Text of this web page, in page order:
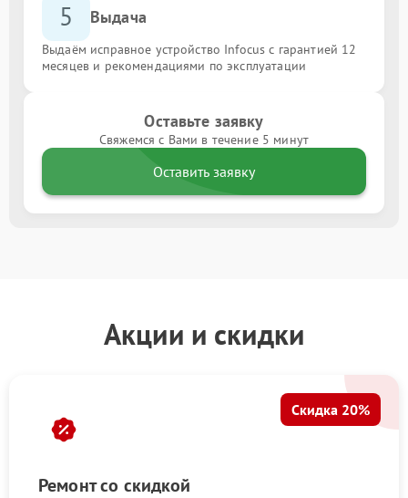
5 Выдача
Выдаём исправное устройство Infocus с гарантией 12
месяцев и рекомендациями по эксплуатации
Оставьте заявку
Свяжемся с Вами в течение 5 минут
Оставить заявку
Акции и скидки
Ремонт со скидкой
Скидка 20%